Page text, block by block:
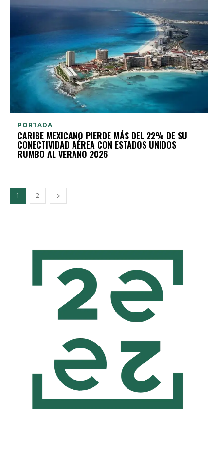
PORTADA
CARIBE MEXICANO PIERDE MÁS DEL 22% DE SU
CONECTIVIDAD AÉREA CON ESTADOS UNIDOS
RUMBO AL VERANO 2026
1 2